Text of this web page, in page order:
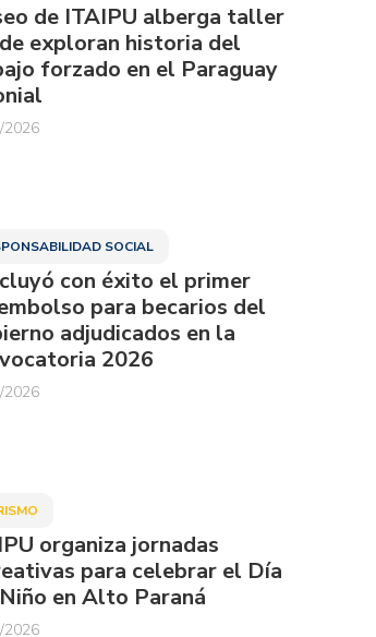
de ITAIPU alberga taller
exploran historia del
forzado en el Paraguay
2026
SOCIAL
con éxito el primer
para becarios del
adjudicados en la
2026
2026
organiza jornadas
para celebrar el Día
en Alto Paraná
2026